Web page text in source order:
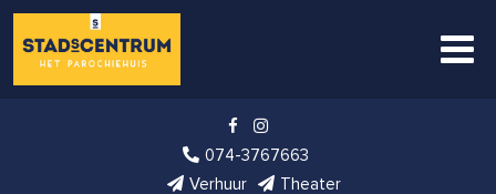
074-3767663
Verhuur
Theater